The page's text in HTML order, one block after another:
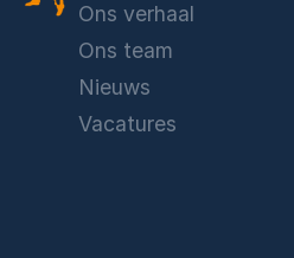
Ons verhaal
Ons team
Nieuws
Vacatures